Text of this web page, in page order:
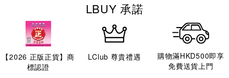
LBUY 承諾
【2026 正版正貨】商
標認證
LClub 尊貴禮遇
購物滿HKD500即享
免費送貨上門